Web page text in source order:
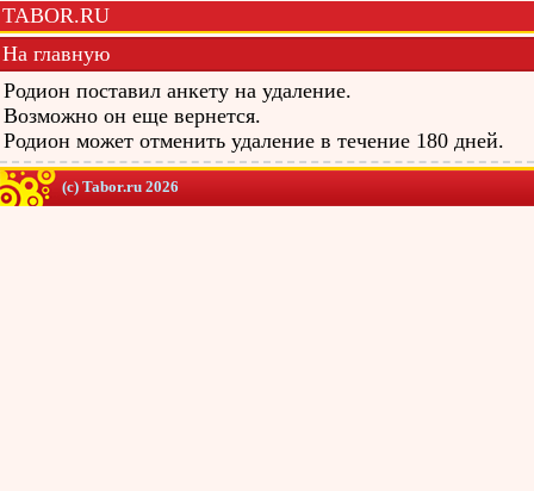
TABOR.RU
На главную
Родион поставил анкету на удаление.
Возможно он еще вернется.
Родион может отменить удаление в течение 180 дней.
(c) Tabor.ru 2026